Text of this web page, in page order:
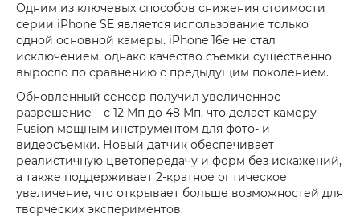
Одним из ключевых способов снижения стоимости
серии iPhone SE является использование только
одной основной камеры. iPhone 16e не стал
исключением, однако качество съемки существенно
выросло по сравнению с предыдущим поколением.
Обновленный сенсор получил увеличенное
разрешение – с 12 Мп до 48 Мп, что делает камеру
Fusion мощным инструментом для фото- и
видеосъемки. Новый датчик обеспечивает
реалистичную цветопередачу и форм без искажений,
а также поддерживает 2-кратное оптическое
увеличение, что открывает больше возможностей для
творческих экспериментов.